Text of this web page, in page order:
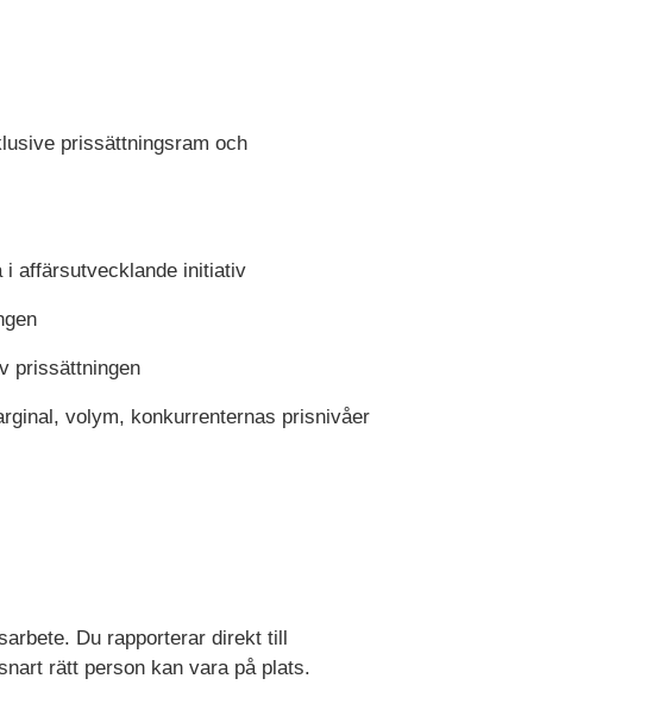
prissättningsram och
i affärsutvecklande initiativ
prissättningen
volym, konkurrenternas prisnivåer
Du rapporterar direkt till
rätt person kan vara på plats.